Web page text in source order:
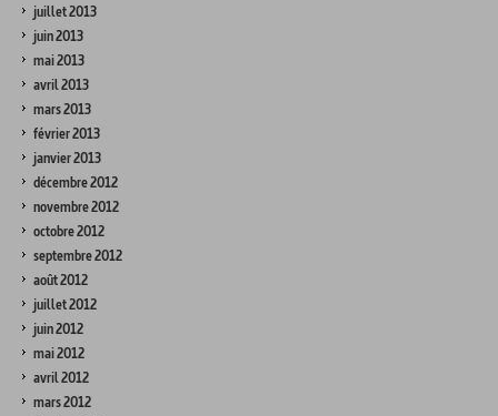
juillet 2013
juin 2013
mai 2013
avril 2013
mars 2013
février 2013
janvier 2013
décembre 2012
novembre 2012
octobre 2012
septembre 2012
août 2012
juillet 2012
juin 2012
mai 2012
avril 2012
mars 2012